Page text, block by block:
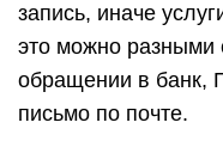
запись, иначе
это можно разными
обращении в банк,
письмо по почте.